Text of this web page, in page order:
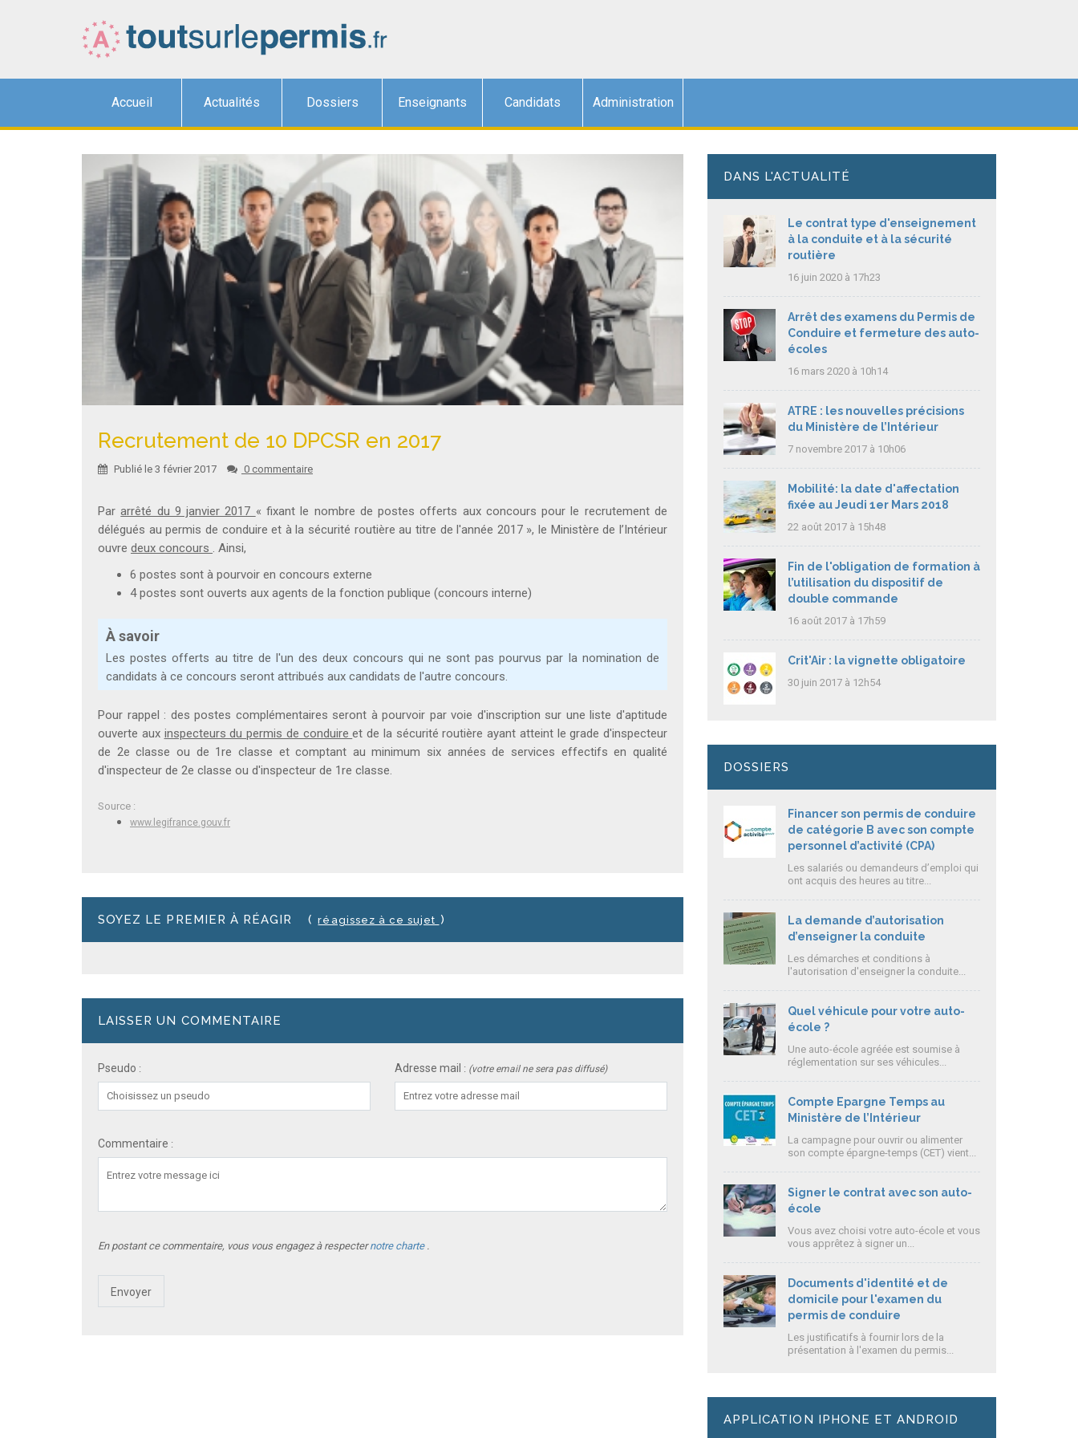
Accueil Actualités Dossiers Enseignants Candidats Administration
Recrutement de 10 DPCSR en 2017
Publié le 3 février 2017 0 commentaire
Pararrêté du 9 janvier 2017 « fixant le nombre de postes offerts aux concours pour le recrutement de
délégués au permis de conduire et à la sécurité routière au titre de l'année 2017 », le Ministère de l’Intérieur
ouvre deux concours
. Ainsi,
6 postes sont à pourvoir en concours externe
4 postes sont ouverts aux agents de la fonction publique (concours interne)
À savoir
Les postes offerts au titre de l'un des deux concours qui ne sont pas pourvus par la nomination de
candidats à ce concours seront attribués aux candidats de l'autre concours.
Pour rappel : des postes complémentaires seront à pourvoir par voie d'inscription sur une liste d'aptitude
ouverte aux inspecteurs du permis de conduireet de la sécurité routière ayant atteint le grade d'inspecteur
de 2e classe ou de 1re classe et comptant au minimum six années de services effectifs en qualité
d'inspecteur de 2e classe ou d'inspecteur de 1re classe.
Source :
www.legifrance.gouv.fr
SOYEZ LE PREMIER À RÉAGIR ( réagissez à ce sujet )
LAISSER UN COMMENTAIRE
Pseudo : Adresse mail : (votre email ne sera pas diffusé)
Commentaire :
En postant ce commentaire, vous vous engagez à respecternotre charte
DANS L'ACTUALITÉ
Le contrat type d'enseignement
à la conduite et à la sécurité
routière
16 juin 2020 à 17h23
Arrêt des examens du Permis de
Conduire et fermeture des auto-
écoles
16 mars 2020 à 10h14
ATRE : les nouvelles précisions
du Ministère de l’Intérieur
7 novembre 2017 à 10h06
Mobilité: la date d'affectation
fixée au Jeudi 1er Mars 2018
22 août 2017 à 15h48
Fin de l'obligation de formation à
l’utilisation du dispositif de
double commande
16 août 2017 à 17h59
Crit'Air : la vignette obligatoire
30 juin 2017 à 12h54
DOSSIERS
Financer son permis de conduire
de catégorie B avec son compte
personnel d’activité (CPA)
Les salariés ou demandeurs d’emploi qui
ont acquis des heures au titre...
La demande d’autorisation
d’enseigner la conduite
Les démarches et conditions à
l'autorisation d'enseigner la conduite...
Quel véhicule pour votre auto-
école ?
Une auto-école agréée est soumise à
réglementation sur ses véhicules...
Compte Epargne Temps au
Ministère de l’Intérieur
La campagne pour ouvrir ou alimenter
son compte épargne-temps (CET) vient...
Signer le contrat avec son auto-
école
Vous avez choisi votre auto-école et vous
vous apprêtez à signer un...
Documents d'identité et de
domicile pour l'examen du
permis de conduire
Les justificatifs à fournir lors de la
présentation à l'examen du permis...
APPLICATION IPHONE ET ANDROID